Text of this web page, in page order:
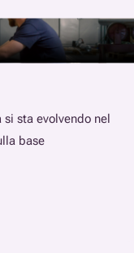
sta evolvendo nel
base